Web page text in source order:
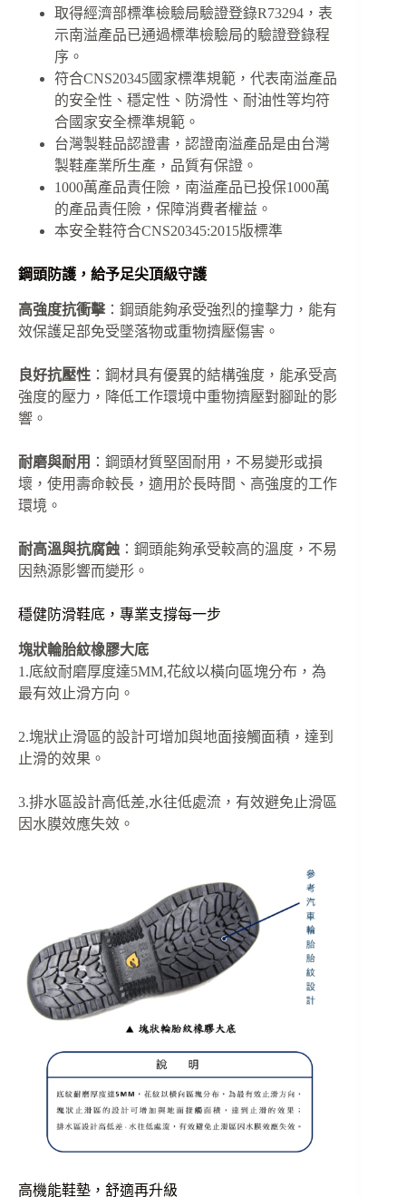
取得經濟部標準檢驗局驗證登錄R73294，表
示南溢產品已通過標準檢驗局的驗證登錄程
序。
符合CNS20345國家標準規範，代表南溢產品
的安全性、穩定性、防滑性、耐油性等均符
合國家安全標準規範。
台灣製鞋品認證書，認證南溢產品是由台灣
製鞋產業所生產，品質有保證。
1000萬產品責任險，南溢產品已投保1000萬
的產品責任險，保障消費者權益。
本安全鞋符合CNS20345:2015版標準
鋼頭防護，給予足尖頂級守護
高強度抗衝擊：鋼頭能夠承受強烈的撞擊力，能有
效保護足部免受墜落物或重物擠壓傷害。
良好抗壓性 ：鋼材具有優異的結構強度，能承受高
強度的壓力，降低工作環境中重物擠壓對腳趾的影
響。
耐磨與耐用 ：鋼頭材質堅固耐用，不易變形或損
壞，使用壽命較長，適用於長時間、高強度的工作
環境。
耐高溫與抗腐蝕 ：鋼頭能夠承受較高的溫度，不易
因熱源影響而變形。
穩健防滑鞋底，專業支撐每一步
塊狀輪胎紋橡膠大底
1.底紋耐磨厚度達5MM,花紋以橫向區塊分布，為
最有效止滑方向。
2.塊狀止滑區的設計可增加與地面接觸面積，達到
止滑的效果。
3.排水區設計高低差,水往低處流，有效避免止滑區
因水膜效應失效。
高機能鞋墊，舒適再升級